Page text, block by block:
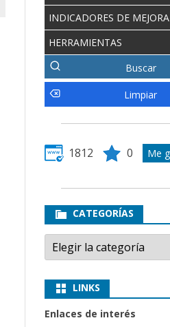
INDICADORES DE MEJORA
HERRAMIENTAS
1812 0
CATEGORÍAS
Categorías
LINKS
Enlaces de interés